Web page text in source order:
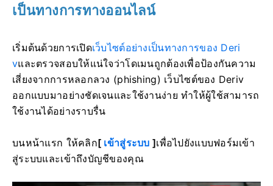
เป็นทางการทางออนไลน์
เริ่มต้นด้วยการเปิดเว็บไซต์อย่างเป็นทางการของ Deri
vและตรวจสอบให้แน่ใจว่าโดเมนถูกต้องเพื่อป้องกันความ
เสี่ยงจากการหลอกลวง (phishing) เว็บไซต์ของ Deriv
ออกแบบมาอย่างชัดเจนและใช้งานง่าย ทำให้ผู้ใช้สามารถ
ใช้งานได้อย่างราบรื่น
บนหน้าแรก ให้คลิก[ เข้าสู่ระบบ ]เพื่อไปยังแบบฟอร์มเข้า
สู่ระบบและเข้าถึงบัญชีของคุณ